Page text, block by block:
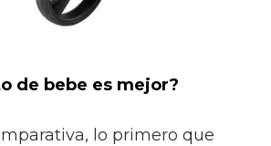
de bebe es mejor?
lo primero que